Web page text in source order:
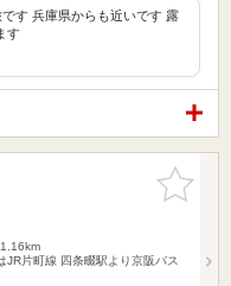
す 兵庫県からも近いです 露
す
お気に入
りに追加
JR片町線 四条畷駅より京阪バス